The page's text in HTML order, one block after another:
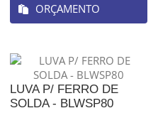
ORÇAMENTO
LUVA P/ FERRO DE
SOLDA - BLWSP80